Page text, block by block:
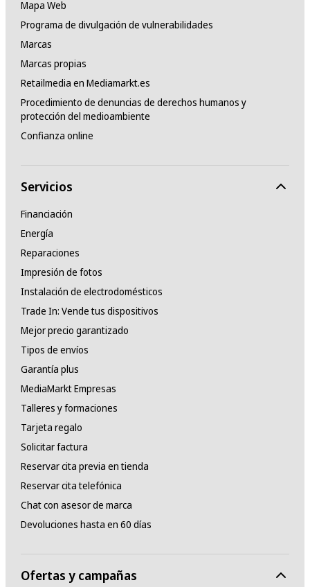
Mapa Web
Programa de divulgación de vulnerabilidades
Marcas
Marcas propias
Retailmedia en Mediamarkt.es
Procedimiento de denuncias de derechos humanos y
protección del medioambiente
Confianza online
Servicios
Financiación
Energía
Reparaciones
Impresión de fotos
Instalación de electrodomésticos
Trade In: Vende tus dispositivos
Mejor precio garantizado
Tipos de envíos
Garantía plus
MediaMarkt Empresas
Talleres y formaciones
Tarjeta regalo
Solicitar factura
Reservar cita previa en tienda
Reservar cita telefónica
Chat con asesor de marca
Devoluciones hasta en 60 días
Ofertas y campañas